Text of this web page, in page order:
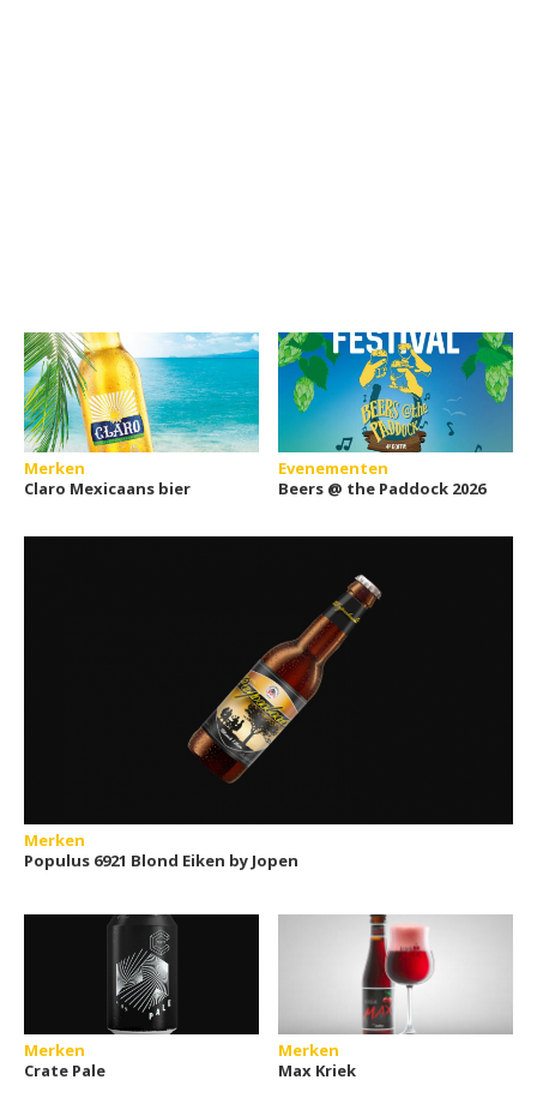
Merken
Claro Mexicaans bier
Evenementen
Beers @ the Paddock 2026
Merken
Populus 6921 Blond Eiken by Jopen
Merken
Crate Pale
Merken
Max Kriek